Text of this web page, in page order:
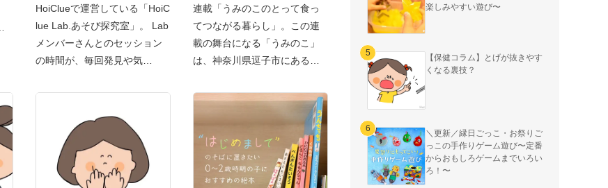
HoiClueで運営している「HoiC
lue Lab.あそび探究室」。 Lab
メンバーさんとのセッション
の時間が、毎回発見や気
連載「うみのこのとって食っ
てつながる暮らし」。この連
載の舞台になる「うみのこ」
は、神奈川県逗子市にある認
楽しみやすい遊び〜
【保健コラム】とげが抜きやす
くなる裏技？
＼更新／縁日ごっこ・お祭りご
っこの手作りゲーム遊び〜定番
からおもしろゲームまでいろい
ろ！〜